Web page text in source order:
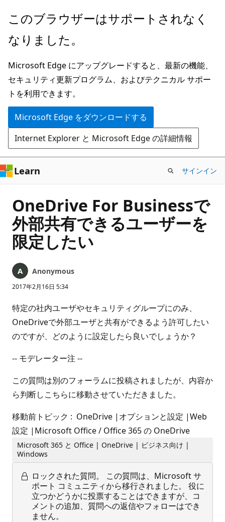
メ
ン
ン
テ
ン
ツ
に
ス
キ
ッ
プ
このブラウザーはサポートされなく
なりました。
Microsoft Edge にアップグレードすると、最新の機能、
セキュリティ更新プログラム、およびテクニカル サポー
トを利用できます。
Microsoft Edge をダウンロードする
Internet Explorer と Microsoft Edge の詳細情報
Learn サインイン
OneDrive For Businessで
外部共有できるユーザーを
限定したい
Anonymous
2017年2月16日 5:34
特定の社内ユーザやセキュリティグループにのみ、
OneDriveで外部ユーザと共有ができるよう許可したい
のですが、どのように設定したら良いでしょうか？
-- モデレーター注 --
この質問は別のフォーラムに投稿されましたが、内容か
ら判断しこちらに移動させていただきました。
移動前トピック : OneDrive |オプションと設定 |Web
設定 |Microsoft Office / Office 365 の OneDrive
Microsoft 365 と Office | OneDrive | ビジネス向け |
Windows
ロックされた質問。
この質問は、Microsoft サ
ポート コミュニティから移行されました。 役に
立つかどうかに投票することはできますが、コ
メントの追加、質問への返信やフォローはでき
ません。